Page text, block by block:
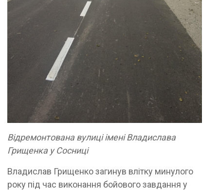
Відремонтована вулиці імені Владислава
Грищенка у Сосниці
Владислав Грищенко загинув влітку минулого
року під час виконання бойового завдання у